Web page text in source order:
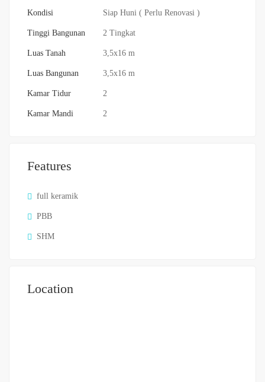
Kondisi Siap Huni ( Perlu Renovasi )
Tinggi Bangunan 2 Tingkat
Luas Tanah 3,5x16 m
Luas Bangunan 3,5x16 m
Kamar Tidur 2
Kamar Mandi 2
Features
full keramik
PBB
SHM
Location